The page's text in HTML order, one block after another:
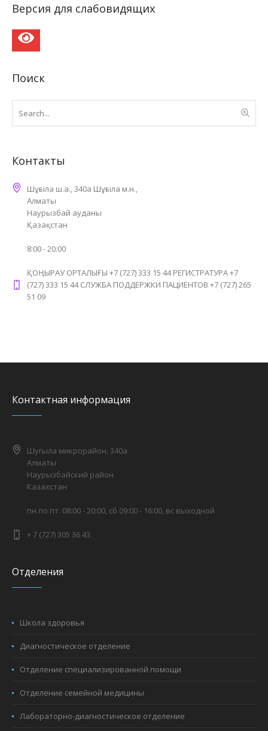
Версия для слабовидящих
Поиск
Контакты
Шұғыла ш.а., 340а Шұғыла м.н.,
Алматы
Наурызбай ауданы
Қазақстан
8:00 - 20:00
ҚОҢЫРАУ ОРТАЛЫҒЫ +7 (727) 333 15 44 РЕГИСТРАТУРА +7
(727) 333 15 44 СЛУЖБА ПОДДЕРЖКИ ПАЦИЕНТОВ +7 (727) 265
51 09
Контактная информация
Шугыла микрорайон, 340а
Алматы
Наурызбайский район
Казахстан
пн по пт. 08:00 - 20:00, сб 09:00 - 16:00, вс выходной
+ 7 (727) 305 36 43
Отделения
Школа здоровья
Диагностическое отделение
Отделение специализированной помощи
Отделение семейной медицины
Лабораторно-диагностическое отделение